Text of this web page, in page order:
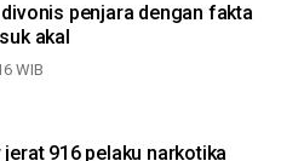
penjara dengan fakta
akal
WIB
916 pelaku narkotika